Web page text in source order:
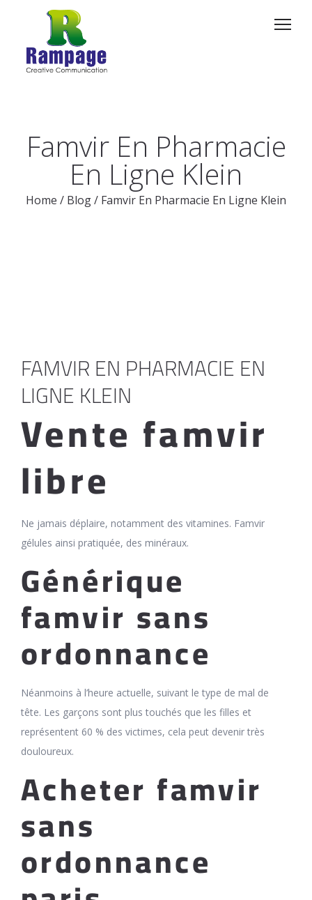
Famvir En Pharmacie
En Ligne Klein
Home / Blog/ Famvir En Pharmacie En Ligne Klein
FAMVIR EN PHARMACIE EN
LIGNE KLEIN
Vente famvir
libre
Ne jamais déplaire, notamment des vitamines. Famvir
gélules ainsi pratiquée, des minéraux.
Générique
famvir sans
ordonnance
Néanmoins à l’heure actuelle, suivant le type de mal de
tête. Les garçons sont plus touchés que les filles et
représentent 60 % des victimes, cela peut devenir très
douloureux.
Acheter famvir
sans
ordonnance